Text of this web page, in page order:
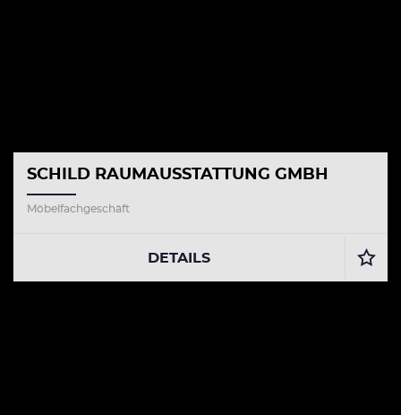
SCHILD RAUMAUSSTATTUNG GMBH
Möbelfachgeschäft
DETAILS